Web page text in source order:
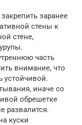
заранее
стены к
стене,
часть
внимание, что
устойчивой.
иначе со
обрешетке
развалится.
куски